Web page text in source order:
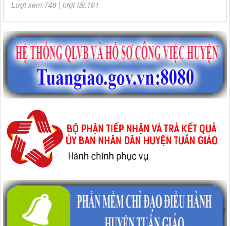
Lượt xem:748 | lượt tải:161